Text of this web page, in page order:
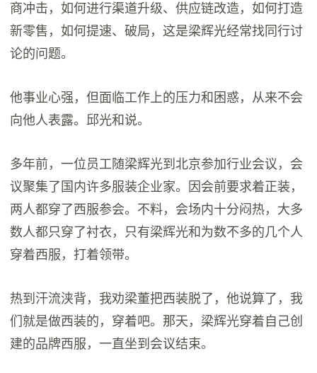
商冲击，如何进行渠道升级、供应链改造，如何打造
新零售，如何提速、破局，这是梁辉光经常找同行讨
论的问题。
他事业心强，但面临工作上的压力和困惑，从来不会
向他人表露。邱光和说。
多年前，一位员工随梁辉光到北京参加行业会议，会
议聚集了国内许多服装企业家。因会前要求着正装，
两人都穿了西服参会。不料，会场内十分闷热，大多
数人都只穿了衬衣，只有梁辉光和为数不多的几个人
穿着西服，打着领带。
热到汗流浃背，我劝梁董把西装脱了，他说算了，我
们就是做西装的，穿着吧。那天，梁辉光穿着自己创
建的品牌西服，一直坐到会议结束。